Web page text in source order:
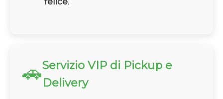
🚗Servizio VIP di Pickup e
Delivery